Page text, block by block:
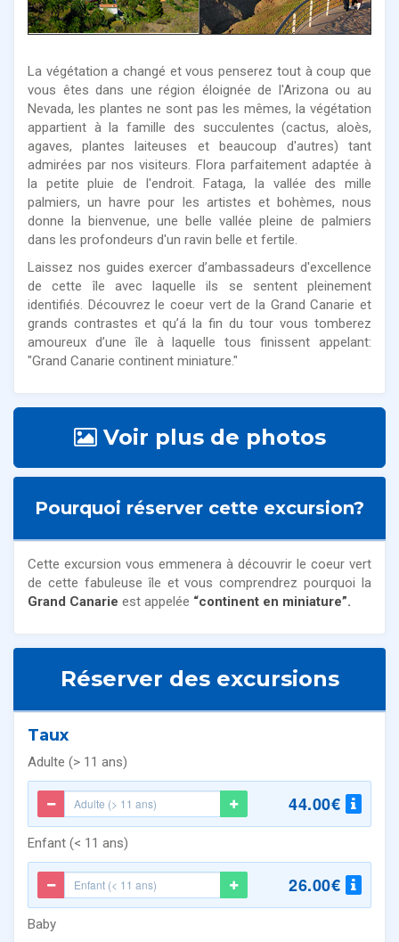
La végétation a changé et vous penserez tout à coup que
vous êtes dans une région éloignée de l'Arizona ou au
Nevada, les plantes ne sont pas les mêmes, la végétation
appartient à la famille des succulentes (cactus, aloès,
agaves, plantes laiteuses et beaucoup d'autres) tant
admirées par nos visiteurs. Flora parfaitement adaptée à
la petite pluie de l'endroit. Fataga, la vallée des mille
palmiers, un havre pour les artistes et bohèmes, nous
donne la bienvenue, une belle vallée pleine de palmiers
dans les profondeurs d'un ravin belle et fertile.
Laissez nos guides exercer d’ambassadeurs d'excellence
de cette île avec laquelle ils se sentent pleinement
identifiés. Découvrez le coeur vert de la Grand Canarie et
grands contrastes et qu’á la fin du tour vous tomberez
amoureux d’une île à laquelle tous finissent appelant:
"Grand Canarie continent miniature."
Voir plus de photos
Pourquoi réserver cette excursion?
Cette excursion vous emmenera à découvrir le coeur vert
de cette fabuleuse île et vous comprendrez pourquoi la
Grand Canarie est appelée “continent en miniature”.
Réserver des excursions
Taux
Adulte (> 11 ans)
44.00€
Enfant (< 11 ans)
26.00€
Baby